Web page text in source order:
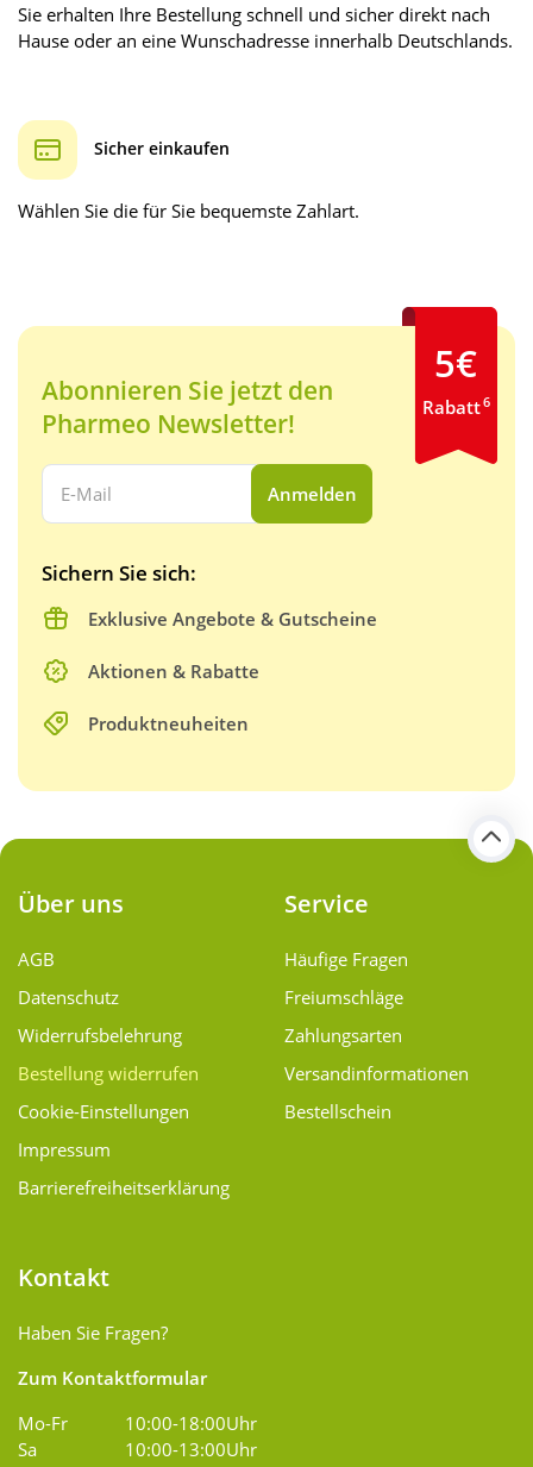
Sie erhalten Ihre Bestellung schnell und sicher direkt nach
Hause oder an eine Wunschadresse innerhalb Deutschlands.
Sicher einkaufen
Wählen Sie die für Sie bequemste Zahlart.
Abonnieren Sie jetzt den
Pharmeo Newsletter!
Ihre E-Mail Adresse:
Anmelden
Sichern Sie sich:
Exklusive Angebote & Gutscheine
Aktionen & Rabatte
Produktneuheiten
5€
Rabatt6
Über uns
AGB
Datenschutz
Widerrufsbelehrung
Bestellung widerrufen
Cookie-Einstellungen
Impressum
Barrierefreiheitserklärung
Service
Häufige Fragen
Freiumschläge
Zahlungsarten
Versand­informationen
Bestellschein
Kontakt
Haben Sie Fragen?
Zum Kontaktformular
Mo-Fr
10:00-18:00Uhr
Sa
10:00-13:00Uhr